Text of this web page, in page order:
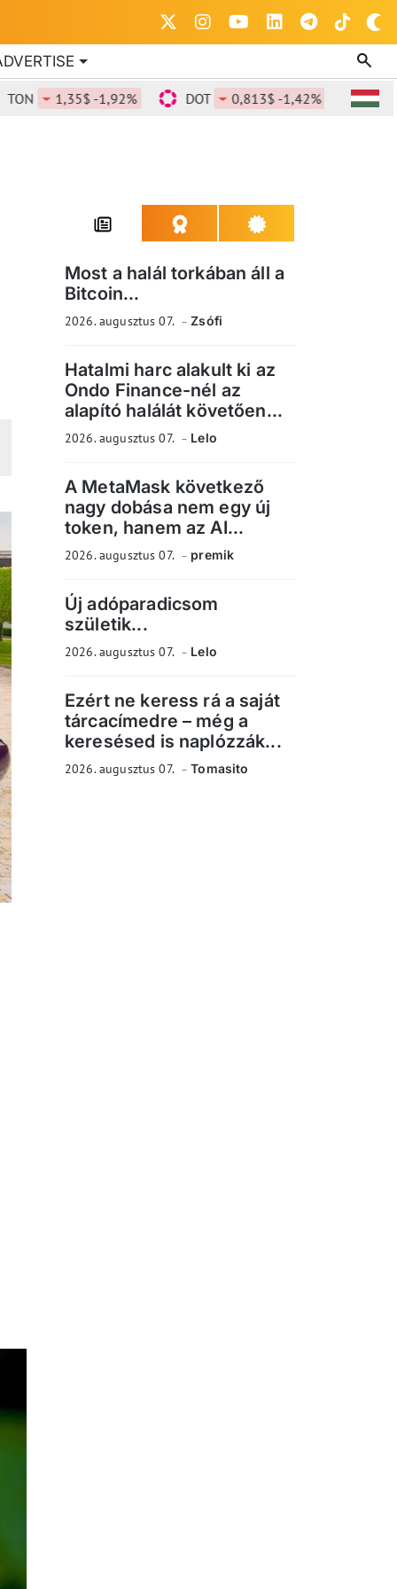
1,35$ -1,92% DOT 0,813$ -1,42% DOGE
Most a halál torkában áll a
Bitcoin...
2026. augusztus 07. Zsófi
Hatalmi harc alakult ki az
Ondo Finance-nél az
alapító halálát követően...
2026. augusztus 07. Lelo
A MetaMask következő
nagy dobása nem egy új
token, hanem az AI...
2026. augusztus 07. premik
Új adóparadicsom
születik...
2026. augusztus 07. Lelo
Ezért ne keress rá a saját
tárcacímedre – még a
keresésed is naplózzák...
2026. augusztus 07. Tomasito